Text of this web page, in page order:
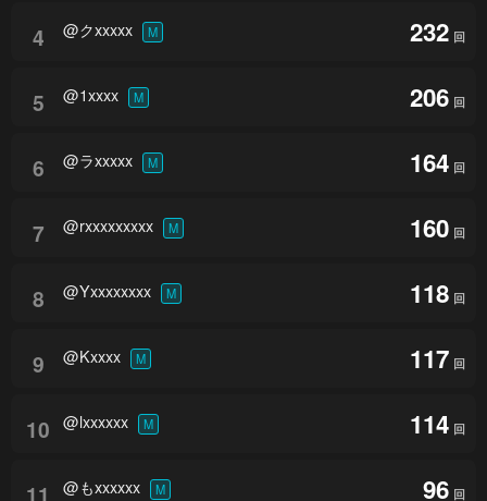
4 @クxxxxx M 232 回
5 @1xxxx M 206 回
6 @ラxxxxx M 164 回
7 @rxxxxxxxxx M 160 回
8 @Yxxxxxxxx M 118 回
9 @Kxxxx M 117 回
10 @lxxxxxx M 114 回
11 @もxxxxxx M 96 回